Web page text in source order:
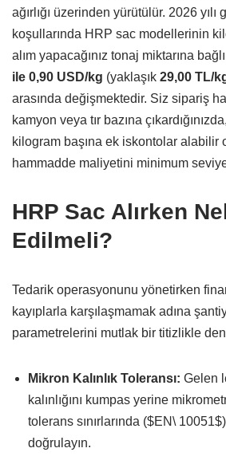
ağırlığı üzerinden yürütülür. 2026 yılı
koşullarında HRP sac modellerinin
alım yapacağınız tonaj miktarına
ile 0,90 USD/kg (yaklaşık 29,00 TL/
arasında değişmektedir. Siz sipariş
kamyon veya tır bazına çıkardığınızda,
kilogram başına ek iskontolar alabilir
hammadde maliyetini minimum
HRP Sac Alırken
Edilmeli?
Tedarik operasyonunu yönetirken
kayıplarla karşılaşmamak adına
parametrelerini mutlak bir titizlikle
Mikron Kalınlık Toleransı: Gelen
kalınlığını kumpas yerine
tolerans sınırlarında ($EN\ 10051$
doğrulayın.